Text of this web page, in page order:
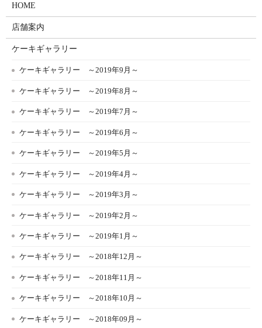
HOME
店舗案内
ケーキギャラリー
ケーキギャラリー ～2019年9月～
ケーキギャラリー ～2019年8月～
ケーキギャラリー ～2019年7月～
ケーキギャラリー ～2019年6月～
ケーキギャラリー ～2019年5月～
ケーキギャラリー ～2019年4月～
ケーキギャラリー ～2019年3月～
ケーキギャラリー ～2019年2月～
ケーキギャラリー ～2019年1月～
ケーキギャラリー ～2018年12月～
ケーキギャラリー ～2018年11月～
ケーキギャラリー ～2018年10月～
ケーキギャラリー ～2018年09月～